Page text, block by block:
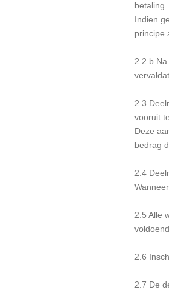
Indien
principe
2.2 b
2.3
vooruit
Deze
bedrag
2.4
2.5 Alle
2.6
2.7 De